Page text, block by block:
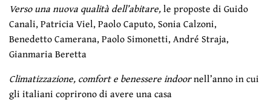
Verso una nuova qualità dell’abitare,le proposte di Guido
Canali, Patricia Viel, Paolo Caputo, Sonia Calzoni,
Benedetto Camerana, Paolo Simonetti, André Straja,
Gianmaria Beretta
Climatizzazione, comfort e benessere indoornell’anno in cui
gli italiani coprirono di avere una casa